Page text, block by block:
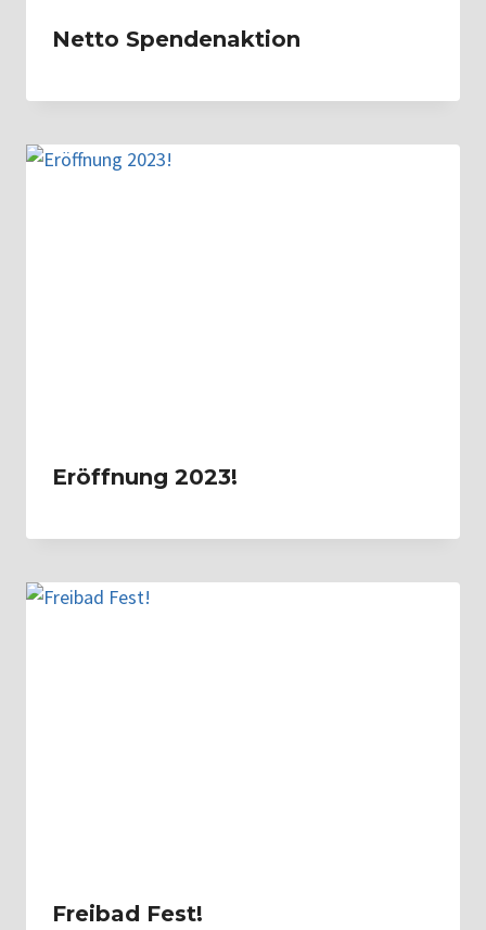
Netto Spendenaktion
Eröffnung 2023!
Freibad Fest!